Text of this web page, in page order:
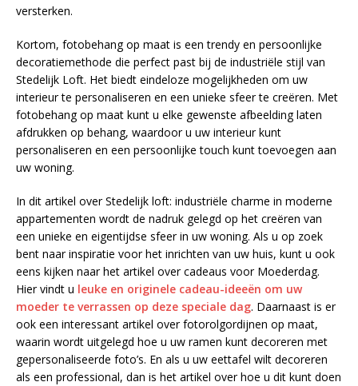
versterken.
Kortom, fotobehang op maat is een trendy en persoonlijke
decoratiemethode die perfect past bij de industriële stijl van
Stedelijk Loft. Het biedt eindeloze mogelijkheden om uw
interieur te personaliseren en een unieke sfeer te creëren. Met
fotobehang op maat kunt u elke gewenste afbeelding laten
afdrukken op behang, waardoor u uw interieur kunt
personaliseren en een persoonlijke touch kunt toevoegen aan
uw woning.
In dit artikel over Stedelijk loft: industriële charme in moderne
appartementen wordt de nadruk gelegd op het creëren van
een unieke en eigentijdse sfeer in uw woning. Als u op zoek
bent naar inspiratie voor het inrichten van uw huis, kunt u ook
eens kijken naar het artikel over cadeaus voor Moederdag.
Hier vindt u leuke en originele cadeau-ideeën om uw
moeder te verrassen op deze speciale dag. Daarnaast is er
ook een interessant artikel over fotorolgordijnen op maat,
waarin wordt uitgelegd hoe u uw ramen kunt decoreren met
gepersonaliseerde foto’s. En als u uw eettafel wilt decoreren
als een professional, dan is het artikel over hoe u dit kunt doen